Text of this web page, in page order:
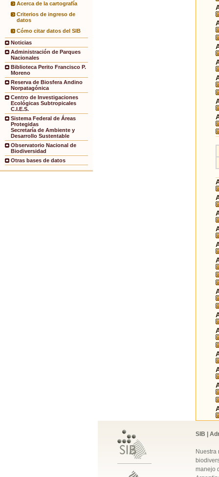
Acerca de la cartografía
Criterios de ingreso de
datos
Cómo citar datos del SIB
Noticias
Administración de Parques
Nacionales
Biblioteca Perito Francisco P.
Moreno
Reserva de Biosfera Andino
Norpatagónica
Centro de Investigaciones
Ecológicas Subtropicales
C.I.E.S.
Sistema Federal de Áreas
Protegidas
Secretaría de Ambiente y
Desarrollo Sustentable
Observatorio Nacional de
Biodiversidad
Otras bases de datos
SIB |
Nuestra
manejo